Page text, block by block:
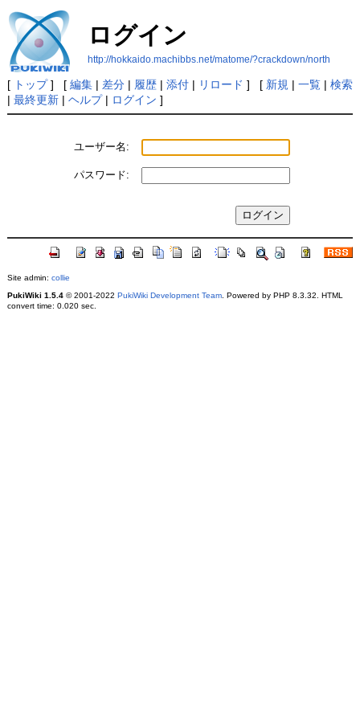
ログイン
http://hokkaido.machibbs.net/matome/?crackdown/north
[ トップ] [ 編集| 差分| 履歴| 添付| リロード ] [ 新規 | 一覧| 検索
| 最終更新| ヘルプ| ログイン ]
ユーザー名:
パスワード:
Site admin: collie
PukiWiki 1.5.4© 2001-2022 PukiWiki Development Team. Powered by PHP 8.3.32. HTML
convert time: 0.020 sec.